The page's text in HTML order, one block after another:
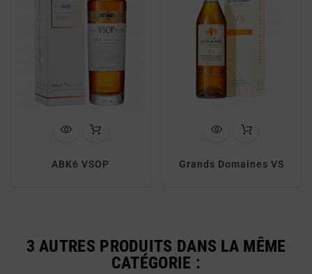
ABK6 VSOP Grands Domaines VS
3 AUTRES PRODUITS DANS LA MÊME
CATÉGORIE :